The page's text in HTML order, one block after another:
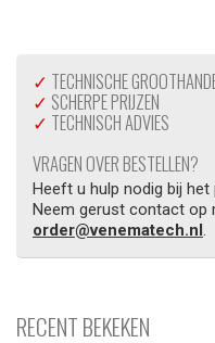
✓ TECHNISCHE
✓ SCHERPE PRIJZEN
✓ TECHNISCH ADVIES
VRAGEN OVER BESTELLEN?
Heeft u hulp nodig bij
Neem gerust contact op
order@venematech.nl.
RECENT BEKEKEN